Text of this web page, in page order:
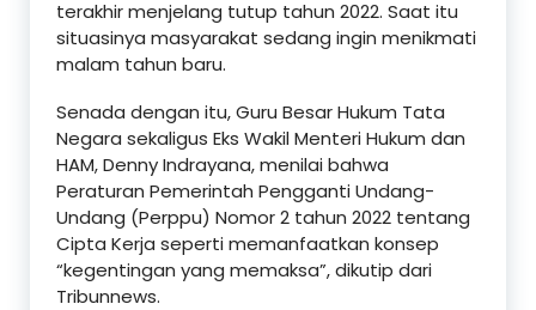
terakhir menjelang tutup tahun 2022. Saat itu
situasinya masyarakat sedang ingin menikmati
malam tahun baru.
Senada dengan itu, Guru Besar Hukum Tata
Negara sekaligus Eks Wakil Menteri Hukum dan
HAM, Denny Indrayana, menilai bahwa
Peraturan Pemerintah Pengganti Undang-
Undang (Perppu) Nomor 2 tahun 2022 tentang
Cipta Kerja seperti memanfaatkan konsep
“kegentingan yang memaksa”, dikutip dari
Tribunnews.